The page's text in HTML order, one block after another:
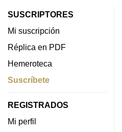
SUSCRIPTORES
Mi suscripción
Réplica en PDF
Hemeroteca
Suscríbete
REGISTRADOS
Mi perfil